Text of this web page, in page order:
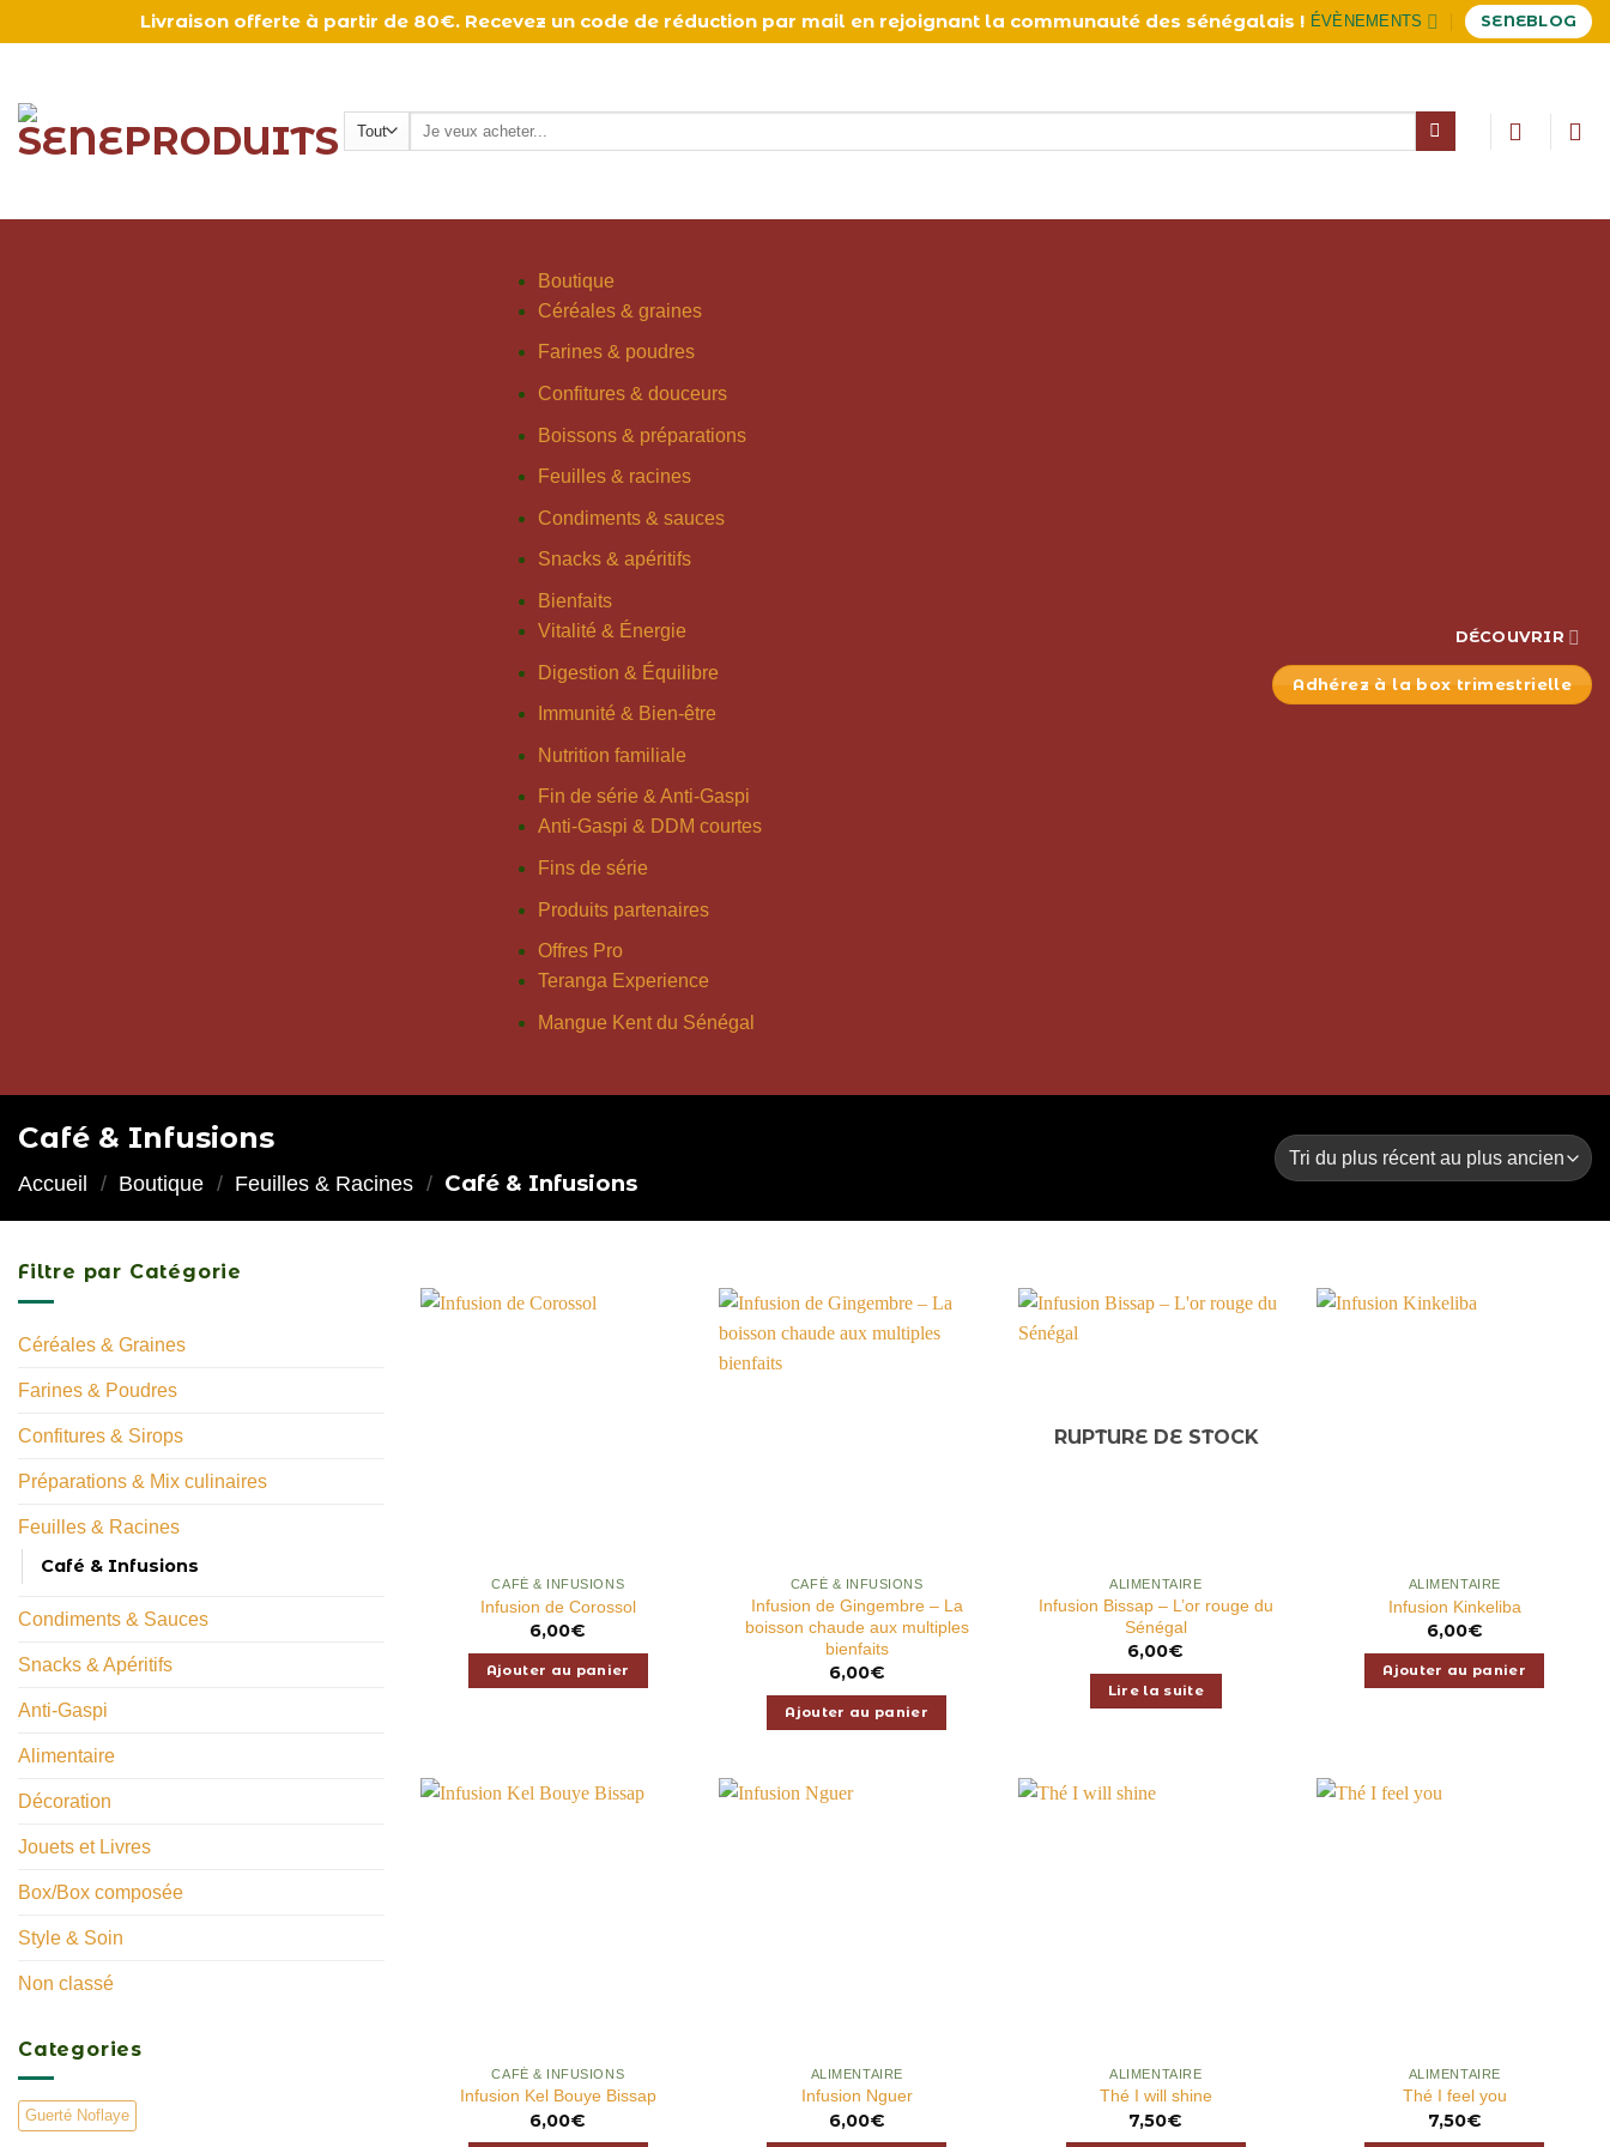
au
Livraison offerte à partir de 80€. Recevez un code de réduction par mail en rejoignant la communauté des sénégalais ! ÉVÈNEMENTS SENEBLOG
Recherche
Boutique
Céréales & graines
Farines & poudres
Confitures & douceurs
Boissons & préparations
Feuilles & racines
Condiments & sauces
Snacks & apéritifs
Bienfaits
Vitalité & Énergie
Digestion & Équilibre
Immunité & Bien-être
Nutrition familiale
Fin de série & Anti-Gaspi
Anti-Gaspi & DDM courtes
Fins de série
Produits partenaires
Offres Pro
Teranga Experience
Mangue Kent du Sénégal
DÉCOUVRIR
Adhérez à la box trimestrielle
Café & Infusions
Accueil / Boutique / Feuilles & Racines / Café & Infusions
Filtre par Catégorie
Céréales & Graines
Farines & Poudres
Confitures & Sirops
Préparations & Mix culinaires
Feuilles & Racines
Café & Infusions
Condiments & Sauces
Snacks & Apéritifs
Anti-Gaspi
Alimentaire
Décoration
Jouets et Livres
Box/Box composée
Style & Soin
Non classé
Categories
Guerté Noflaye
Prix
Par format +
8 personnes
Avec couvercle
APERÇU
CAFÉ & INFUSIONS
Infusion de Corossol
6,00€
Ajouter au panier
APERÇU
CAFÉ & INFUSIONS
Infusion de Gingembre – La
boisson chaude aux multiples
bienfaits
6,00€
Ajouter au panier
APERÇU
RUPTURE DE STOCK
ALIMENTAIRE
Infusion Bissap – L’or rouge du
Sénégal
6,00€
Lire la suite
APERÇU
ALIMENTAIRE
Infusion Kinkeliba
6,00€
Ajouter au panier
APERÇU
CAFÉ & INFUSIONS
Infusion Kel Bouye Bissap
6,00€
APERÇU
ALIMENTAIRE
Infusion Nguer
6,00€
APERÇU
ALIMENTAIRE
Thé I will shine
7,50€
APERÇU
ALIMENTAIRE
Thé I feel you
7,50€